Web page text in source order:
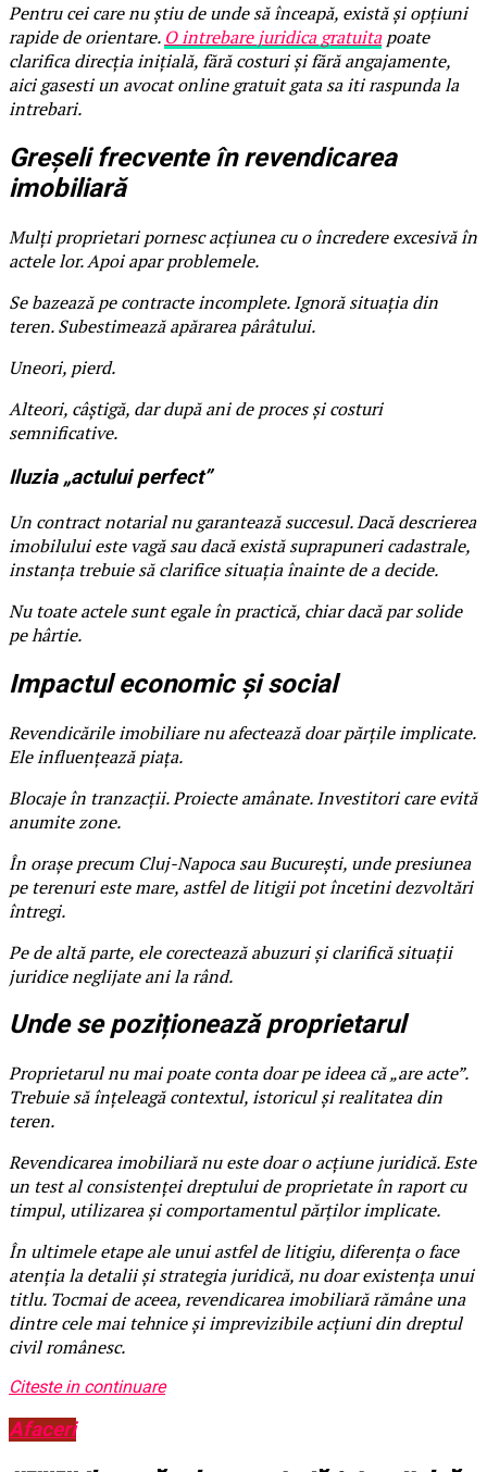
Pentru cei care nu știu de unde să înceapă, există și opțiuni
rapide de orientare. O intrebare juridica gratuitapoate
clarifica direcția inițială, fără costuri și fără angajamente,
aici gasesti un avocat online gratuit gata sa iti raspunda la
intrebari.
Greșeli frecvente în revendicarea
imobiliară
Mulți proprietari pornesc acțiunea cu o încredere excesivă în
actele lor. Apoi apar problemele.
Se bazează pe contracte incomplete. Ignoră situația din
teren. Subestimează apărarea pârâtului.
Uneori, pierd.
Alteori, câștigă, dar după ani de proces și costuri
semnificative.
Iluzia „actului perfect”
Un contract notarial nu garantează succesul. Dacă descrierea
imobilului este vagă sau dacă există suprapuneri cadastrale,
instanța trebuie să clarifice situația înainte de a decide.
Nu toate actele sunt egale în practică, chiar dacă par solide
pe hârtie.
Impactul economic și social
Revendicările imobiliare nu afectează doar părțile implicate.
Ele influențează piața.
Blocaje în tranzacții. Proiecte amânate. Investitori care evită
anumite zone.
În orașe precum Cluj-Napoca sau București, unde presiunea
pe terenuri este mare, astfel de litigii pot încetini dezvoltări
întregi.
Pe de altă parte, ele corectează abuzuri și clarifică situații
juridice neglijate ani la rând.
Unde se poziționează proprietarul
Proprietarul nu mai poate conta doar pe ideea că „are acte”.
Trebuie să înțeleagă contextul, istoricul și realitatea din
teren.
Revendicarea imobiliară nu este doar o acțiune juridică. Este
un test al consistenței dreptului de proprietate în raport cu
timpul, utilizarea și comportamentul părților implicate.
În ultimele etape ale unui astfel de litigiu, diferența o face
atenția la detalii și strategia juridică, nu doar existența unui
titlu. Tocmai de aceea, revendicarea imobiliară rămâne una
dintre cele mai tehnice și imprevizibile acțiuni din dreptul
civil românesc.
Citeste in continuare
Afaceri